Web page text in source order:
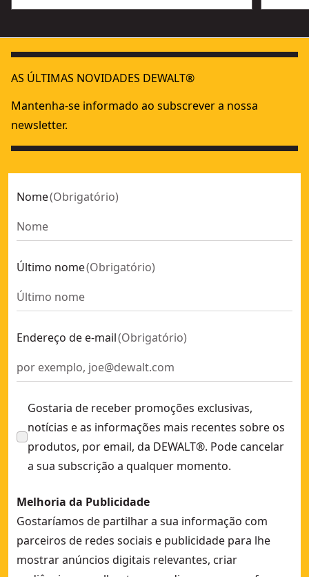
AS ÚLTIMAS NOVIDADES DEWALT®
Mantenha-se informado ao subscrever a nossa
newsletter.
Nome(Obrigatório)
Último nome(Obrigatório)
Endereço de e-mail(Obrigatório)
Gostaria de receber promoções exclusivas,
notícias e as informações mais recentes sobre os
produtos, por email, da DEWALT®. Pode cancelar
a sua subscrição a qualquer momento.
Melhoria da Publicidade
Gostaríamos de partilhar a sua informação com
parceiros de redes sociais e publicidade para lhe
mostrar anúncios digitais relevantes, criar